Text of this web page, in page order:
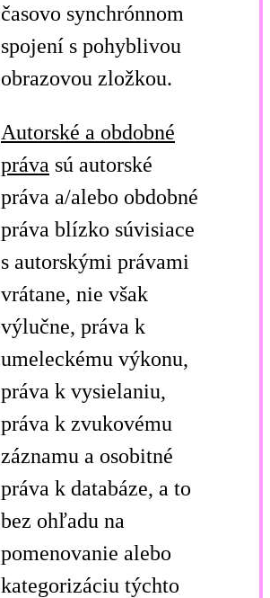
časovo synchrónnom
spojení s pohyblivou
obrazovou zložkou.
Autorské a obdobné
práva sú autorské
práva a/alebo obdobné
práva blízko súvisiace
s autorskými právami
vrátane, nie však
výlučne, práva k
umeleckému výkonu,
práva k vysielaniu,
práva k zvukovému
záznamu a osobitné
práva k databáze, a to
bez ohľadu na
pomenovanie alebo
kategorizáciu týchto